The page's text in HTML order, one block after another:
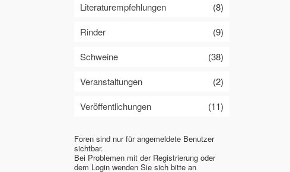
Literaturempfehlungen
(8)
Rinder
(9)
Schweine
(38)
Veranstaltungen
(2)
Veröffentlichungen
(11)
Foren sind nur für angemeldete Benutzer
sichtbar.
Bei Problemen mit der Registrierung oder
dem Login wenden Sie sich bitte an